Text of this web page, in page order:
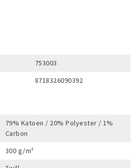
753003
8718326090392
79% Katoen / 20% Polyester / 1%
Carbon
300 g/m²